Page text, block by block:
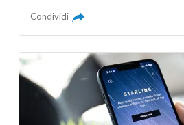
Condividi